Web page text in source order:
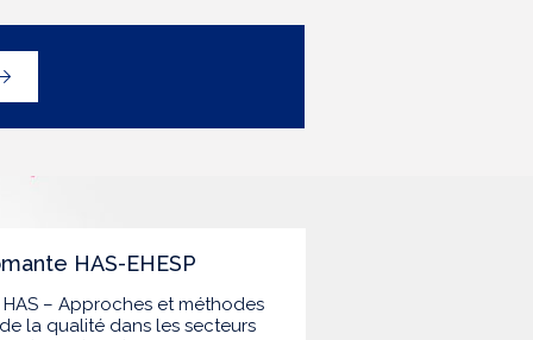
HAS-EHESP
– Approches et méthodes
la qualité dans les secteurs